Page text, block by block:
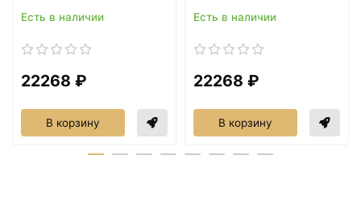
Есть в наличии
22268 ₽
В корзину
Есть в наличии
22268 ₽
В корзину